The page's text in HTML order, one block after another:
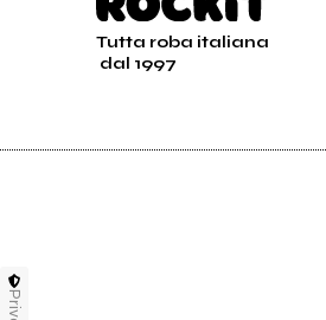
Tutta roba italiana
dal 1997